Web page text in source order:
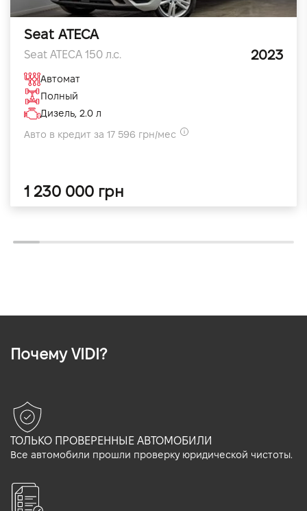
Seat ATECA
Seat ATECA 150 л.с. 2023
Автомат
Полный
Дизель, 2.0 л
Авто в кредит за 17 596 грн/мес
1 230 000 грн
Почему VIDI?
ТОЛЬКО ПРОВЕРЕННЫЕ АВТОМОБИЛИ
Все автомобили прошли проверку юридической чистоты.